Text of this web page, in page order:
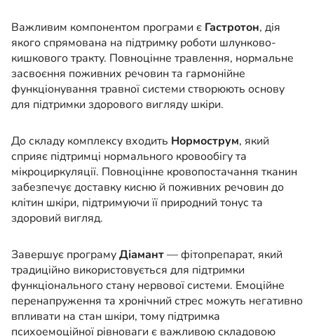
Важливим компонентом програми є Гастротон, дія
якого спрямована на підтримку роботи шлунково-
кишкового тракту. Повноцінне травлення, нормальне
засвоєння поживних речовин та гармонійне
функціонування травної системи створюють основу
для підтримки здорового вигляду шкіри.
До складу комплексу входить Нормострум, який
сприяє підтримці нормального кровообігу та
мікроциркуляції. Повноцінне кровопостачання тканин
забезпечує доставку кисню й поживних речовин до
клітин шкіри, підтримуючи її природний тонус та
здоровий вигляд.
Завершує програмуДіамант— фітопрепарат, який
традиційно використовується для підтримки
функціонального стану нервової системи. Емоційне
перенапруження та хронічний стрес можуть негативно
впливати на стан шкіри, тому підтримка
психоемоційної рівноваги є важливою складовою